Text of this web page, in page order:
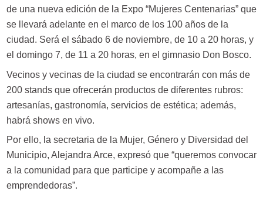
de una nueva edición de la Expo “Mujeres Centenarias” que
se llevará adelante en el marco de los 100 años de la
ciudad. Será el sábado 6 de noviembre, de 10 a 20 horas, y
el domingo 7, de 11 a 20 horas, en el gimnasio Don Bosco.
Vecinos y vecinas de la ciudad se encontrarán con más de
200 stands que ofrecerán productos de diferentes rubros:
artesanías, gastronomía, servicios de estética; además,
habrá shows en vivo.
Por ello, la secretaria de la Mujer, Género y Diversidad del
Municipio, Alejandra Arce, expresó que “queremos convocar
a la comunidad para que participe y acompañe a las
emprendedoras”.